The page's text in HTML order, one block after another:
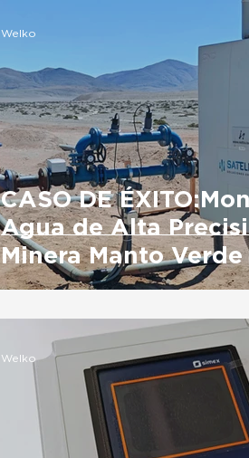
CASO DE
Agua de Alta
Minera Manto Verde
Welko
Welko